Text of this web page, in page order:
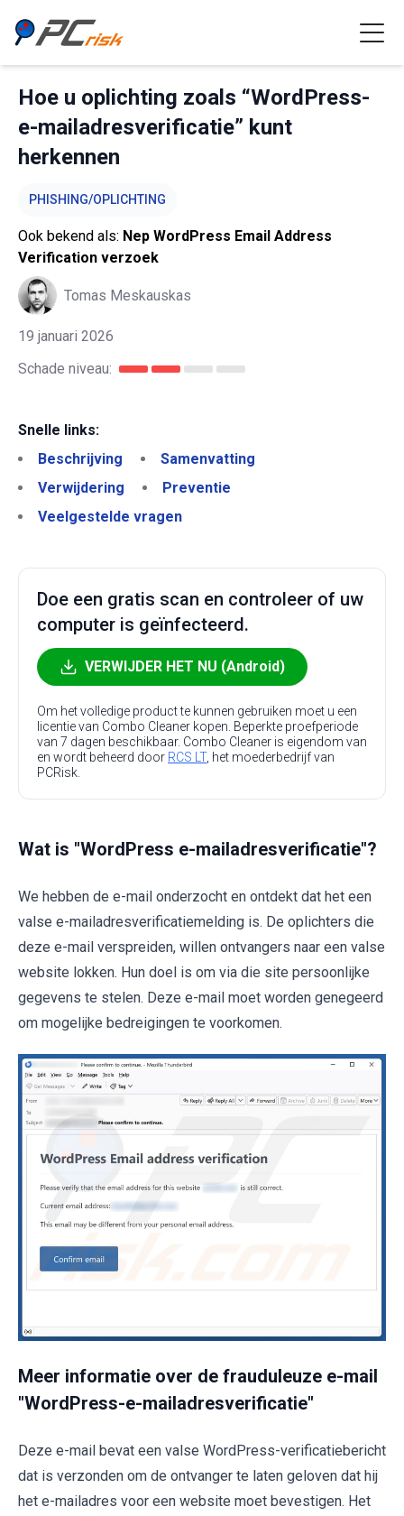
Hoe u oplichting zoals “WordPress-
e-mailadresverificatie” kunt
herkennen
PHISHING/OPLICHTING
Ook bekend als: Nep WordPress Email Address
Verification verzoek
Tomas Meskauskas
19 januari 2026
Schade niveau:
Snelle links:
Beschrijving
Samenvatting
Verwijdering
Preventie
Veelgestelde vragen
Doe een gratis scan en controleer of uw
computer is geïnfecteerd.
VERWIJDER HET NU (Android)
Om het volledige product te kunnen gebruiken moet u een
licentie van Combo Cleaner kopen. Beperkte proefperiode
van 7 dagen beschikbaar. Combo Cleaner is eigendom van
en wordt beheerd door RCS LT, het moederbedrijf van
PCRisk.
Wat is "WordPress e-mailadresverificatie"?
We hebben de e-mail onderzocht en ontdekt dat het een
valse e-mailadresverificatiemelding is. De oplichters die
deze e-mail verspreiden, willen ontvangers naar een valse
website lokken. Hun doel is om via die site persoonlijke
gegevens te stelen. Deze e-mail moet worden genegeerd
om mogelijke bedreigingen te voorkomen.
Meer informatie over de frauduleuze e-mail
"WordPress-e-mailadresverificatie"
Deze e-mail bevat een valse WordPress-verificatiebericht
dat is verzonden om de ontvanger te laten geloven dat hij
het e-mailadres voor een website moet bevestigen. Het